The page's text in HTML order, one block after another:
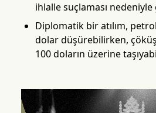
ihlalle suçlaması
Diplomatik bir atılım,
dolar düşürebilirken,
100 doların üzerine